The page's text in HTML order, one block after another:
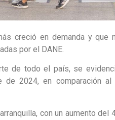
creció en demanda y que
por el DANE.
de todo el país, se
de 2024, en comparación al
con un aumento del